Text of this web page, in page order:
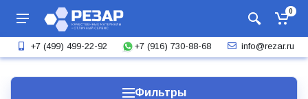
0
+7 (499) 499-22-92 +7 (916) 730-88-68 info@rezar.ru
Фильтры